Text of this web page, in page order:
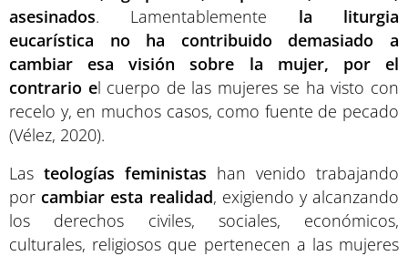
asesinados. Lamentablemente la liturgia
eucarística no ha contribuido demasiado a
cambiar esa visión sobre la mujer, por el
contrario el cuerpo de las mujeres se ha visto con
recelo y, en muchos casos, como fuente de pecado
(Vélez, 2020).
Las teologías feministas han venido trabajando
por cambiar esta realidad, exigiendo y alcanzando
los derechos civiles, sociales, económicos,
culturales, religiosos que pertenecen a las mujeres